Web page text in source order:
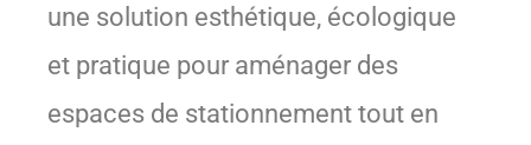
une solution esthétique, écologique
et pratique pour aménager des
espaces de stationnement tout en